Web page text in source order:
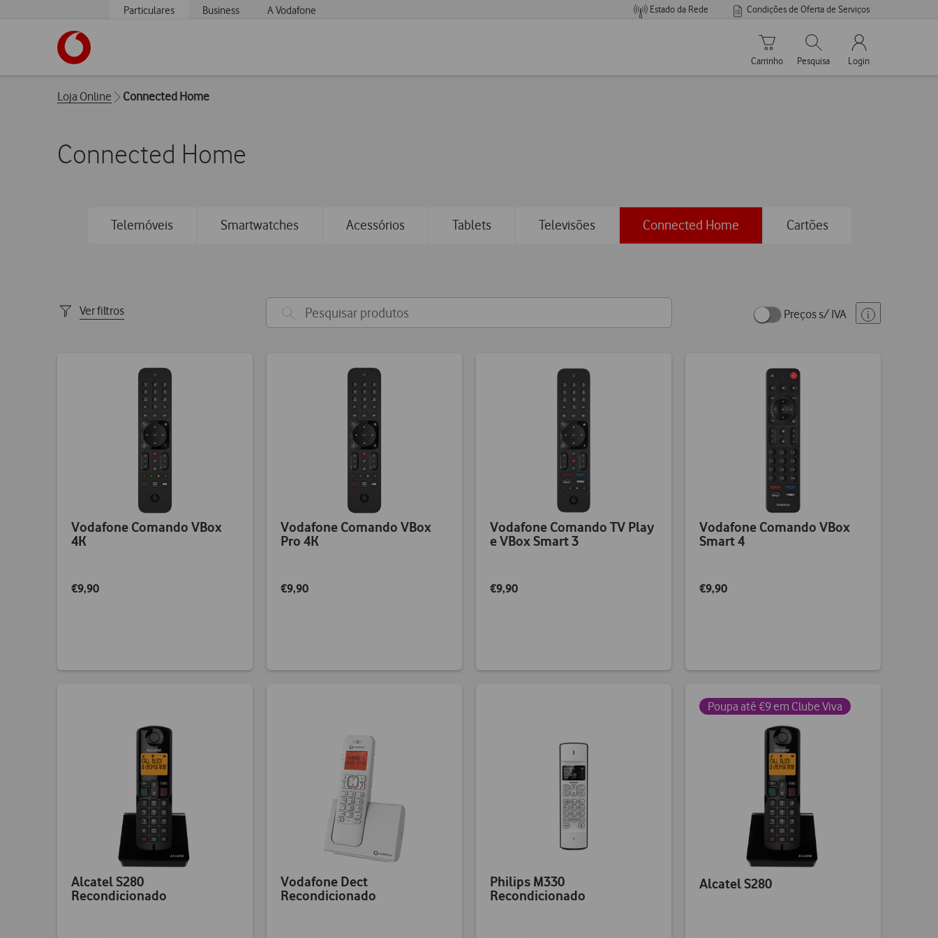
Particulares Business A Vodafone Estado da Rede Condições de Oferta de Serviços
Carrinho de compras
Carrinho
Pesquisar
Pesquisa
My Vodafone
Login
Breadcrumbs
Loja Online Connected Home
Connected Home
Telemóveis Smartwatches Acessórios Tablets Televisões Connected Home Cartões
Ver filtros Preços s/ IVA
Vodafone Comando VBox
4K
€9,90
Vodafone Comando VBox
Pro 4K
€9,90
Vodafone Comando TV Play
e VBox Smart 3
€9,90
Vodafone Comando VBox
Smart 4
€9,90
Alcatel S280
Recondicionado
Vodafone Dect
Recondicionado
Philips M330
Recondicionado
Poupa até €9 em Clube Viva
Alcatel S280